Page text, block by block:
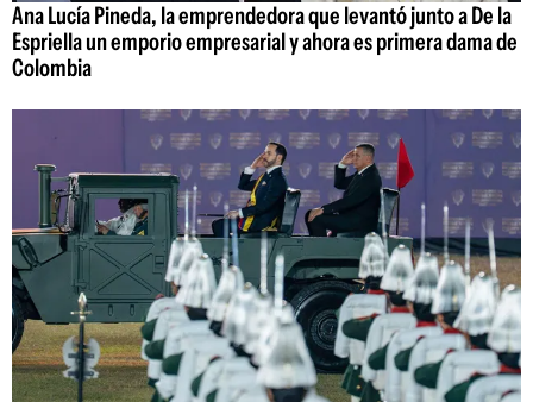
Ana Lucía Pineda, la emprendedora que levantó junto a De la
Espriella un emporio empresarial y ahora es primera dama de
Colombia